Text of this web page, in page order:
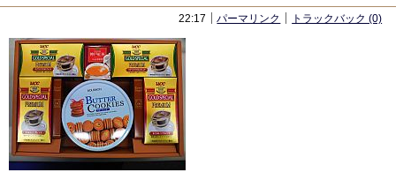
22:17 パーマリンク トラックバック (0)